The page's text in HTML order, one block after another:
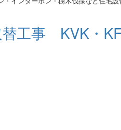
工事 KVK・